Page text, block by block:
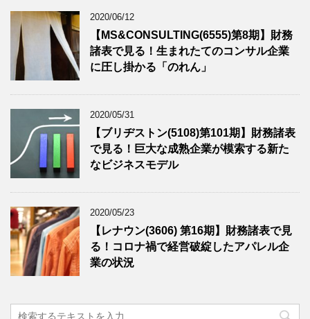
2020/06/12
【MS&CONSULTING(6555)第8期】財務
諸表で見る！生まれたてのコンサル企業
に圧し掛かる「のれん」
2020/05/31
【ブリヂストン(5108)第101期】財務諸表
で見る！巨大な成熟企業が模索する新た
なビジネスモデル
2020/05/23
【レナウン(3606) 第16期】財務諸表で見
る！コロナ禍で経営破綻したアパレル企
業の状況